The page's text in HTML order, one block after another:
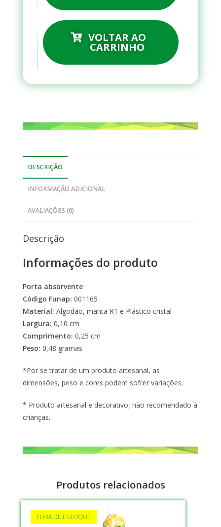
VOLTAR AO
CARRINHO
DESCRIÇÃO
INFORMAÇÃO ADICIONAL
AVALIAÇÕES (0)
Descrição
Informações do produto
Porta absorvente
Código Funap: 001165
Material: Algodão, manta R1 e Plástico cristal
Largura: 0,10 cm
Comprimento: 0,25 cm
Peso: 0,48 gramas
*Por se tratar de um produto artesanal, as
dimensões, peso e cores podem sofrer variações.
* Produto artesanal e decorativo, não recomendado à
crianças.
Produtos relacionados
FORA DE ESTOQUE